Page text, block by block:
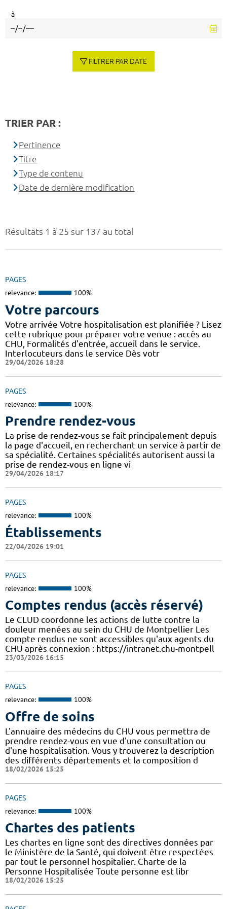
Résultats 1 à 25 sur 137 au total
PAGES
relevance: 100%
Votre parcours
Votre arrivée Votre hospitalisation est planifiée ? Lisez
cette rubrique pour préparer votre venue : accès au
CHU, Formalités d'entrée, accueil dans le service.
Interlocuteurs dans le service Dès votr
29/04/2026 18:28
PAGES
relevance: 100%
Prendre rendez-vous
La prise de rendez-vous se fait principalement depuis
la page d'accueil, en recherchant un service à partir de
sa spécialité. Certaines spécialités autorisent aussi la
prise de rendez-vous en ligne vi
29/04/2026 18:17
PAGES
relevance: 100%
Établissements
22/04/2026 19:01
PAGES
relevance: 100%
Comptes rendus (accès réservé)
Le CLUD coordonne les actions de lutte contre la
douleur menées au sein du CHU de Montpellier Les
compte rendus ne sont accessibles qu'aux agents du
CHU après connexion : https://intranet.chu-montpell
23/03/2026 16:15
PAGES
relevance: 100%
Offre de soins
L'annuaire des médecins du CHU vous permettra de
prendre rendez-vous en vue d'une consultation ou
d'une hospitalisation. Vous y trouverez la description
des différents départements et la composition d
18/02/2026 15:25
PAGES
relevance: 100%
Chartes des patients
Les chartes en ligne sont des directives données par
le Ministère de la Santé, qui doivent être respectées
par tout le personnel hospitalier. Charte de la
Personne Hospitalisée Toute personne est libr
18/02/2026 15:25
à
FILTRER PAR DATE
TRIER PAR :
Pertinence
Titre
Type de contenu
Date de dernière modification